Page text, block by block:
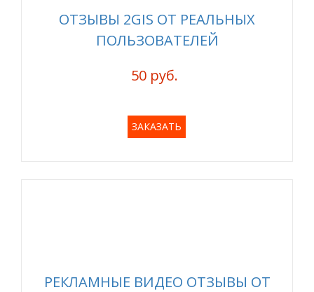
ОТЗЫВЫ 2GIS ОТ РЕАЛЬНЫХ
ПОЛЬЗОВАТЕЛЕЙ
50 руб.
ЗАКАЗАТЬ
РЕКЛАМНЫЕ ВИДЕО ОТЗЫВЫ ОТ